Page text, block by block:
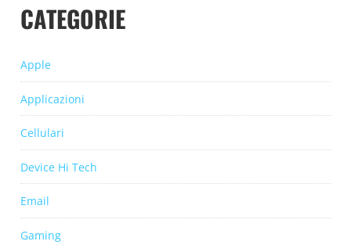
CATEGORIE
Apple
Applicazioni
Cellulari
Device Hi Tech
Email
Gaming